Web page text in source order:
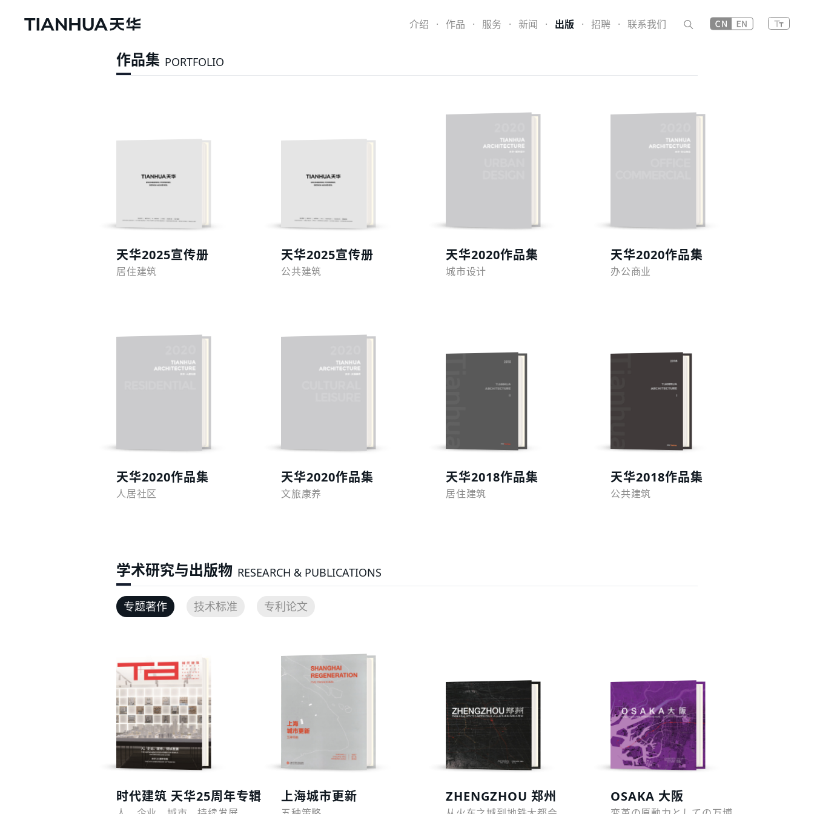
介绍 · 作品 · 服务 · 新闻 · 出版 · 招聘 · 联系我们
作品集 PORTFOLIO
预览
天华2025宣传册
居住建筑
预览
天华2025宣传册
公共建筑
天华2020作品集
城市设计
天华2020作品集
办公商业
天华2020作品集
人居社区
天华2020作品集
文旅康养
天华2018作品集
居住建筑
天华2018作品集
公共建筑
学术研究与出版物 RESEARCH & PUBLICATIONS
专题著作 技术标准 专利论文
预览
时代建筑 天华25周年专辑 上海城市更新
预览
ZHENGZHOU 郑州
预览
OSAKA 大阪